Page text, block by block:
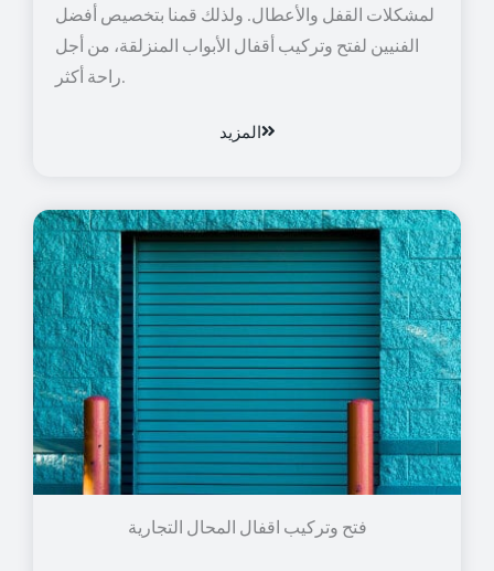
لمشكلات القفل والأعطال. ولذلك قمنا بتخصيص أفضل
الفنيين لفتح وتركيب أقفال الأبواب المنزلقة، من أجل
راحة أكثر.
المزيد
فتح وتركيب اقفال المحال التجارية